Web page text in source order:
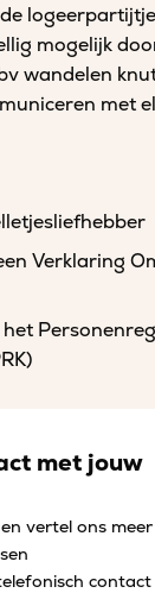
mogelijk
wandelen
met
Verklaring
met jouw
vertel ons